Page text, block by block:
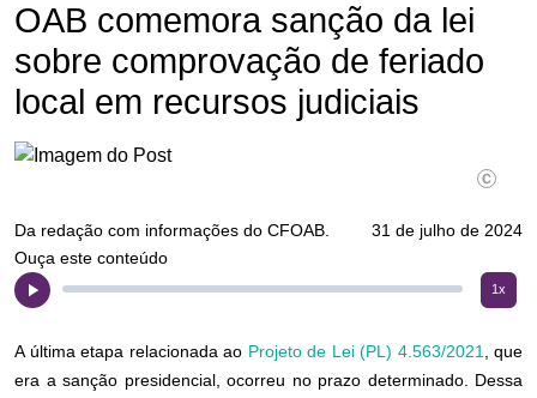
OAB comemora sanção da lei
sobre comprovação de feriado
local em recursos judiciais
Da redação com informações do CFOAB.
31 de julho de 2024
Ouça este conteúdo
1x
A última etapa relacionada ao Projeto de Lei (PL) 4.563/2021
, que
era a sanção presidencial, ocorreu no prazo determinado. Dessa